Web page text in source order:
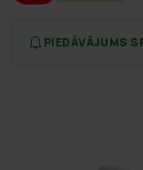
PIEDĀVĀJUMS